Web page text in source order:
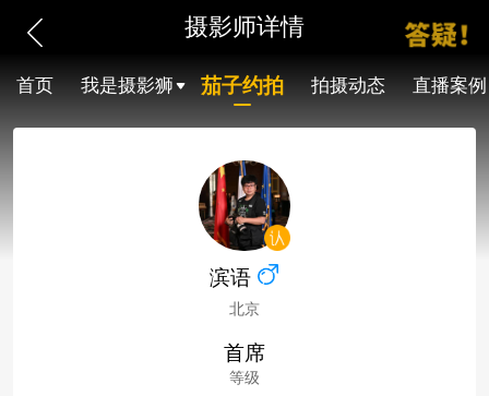
摄影师详情
首页 我是摄影狮 茄子约拍 拍摄动态 直播案例
滨语
北京
首席
等级